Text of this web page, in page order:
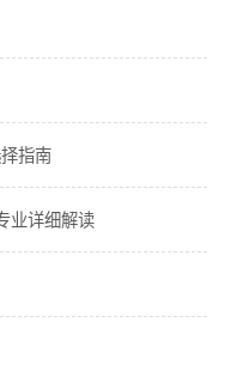
指南
业详细解读